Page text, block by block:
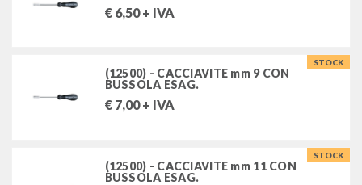
€ 6,50+ IVA
STOCK
(12500) - CACCIAVITE mm 9 CON
BUSSOLA ESAG.
€ 7,00+ IVA
STOCK
(12500) - CACCIAVITE mm 11 CON
BUSSOLA ESAG.